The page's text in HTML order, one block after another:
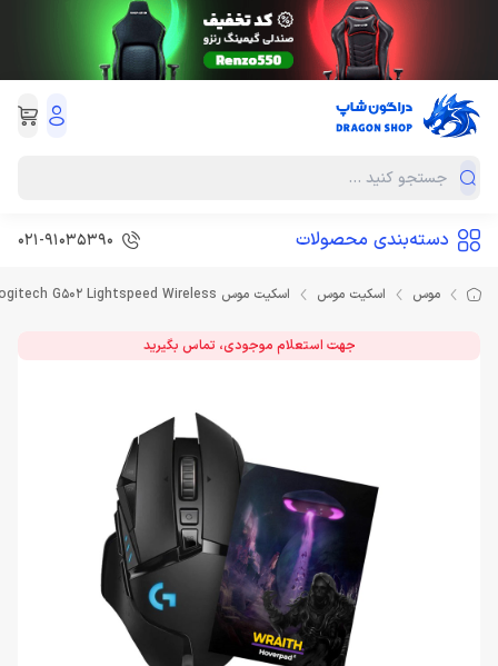
دسته‌بندی محصولات 021-91035390
موس اسکیت موس اسکیت موس Wraith Hoverpad V2 Mouse Skate for Logitech G502 Lightspeed Wireless
جهت استعلام موجودی، تماس بگیرید